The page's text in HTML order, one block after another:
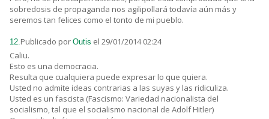
sobredosis de propaganda nos agilipollará todavía aún más y
seremos tan felices como el tonto de mi pueblo.
12.Publicado por Outis el 29/01/2014 02:24
Caliu.
Esto es una democracia.
Resulta que cualquiera puede expresar lo que quiera.
Usted no admite ideas contrarias a las suyas y las ridiculiza.
Usted es un fascista (Fascismo: Variedad nacionalista del
socialismo, tal que el socialismo nacional de Adolf Hitler)